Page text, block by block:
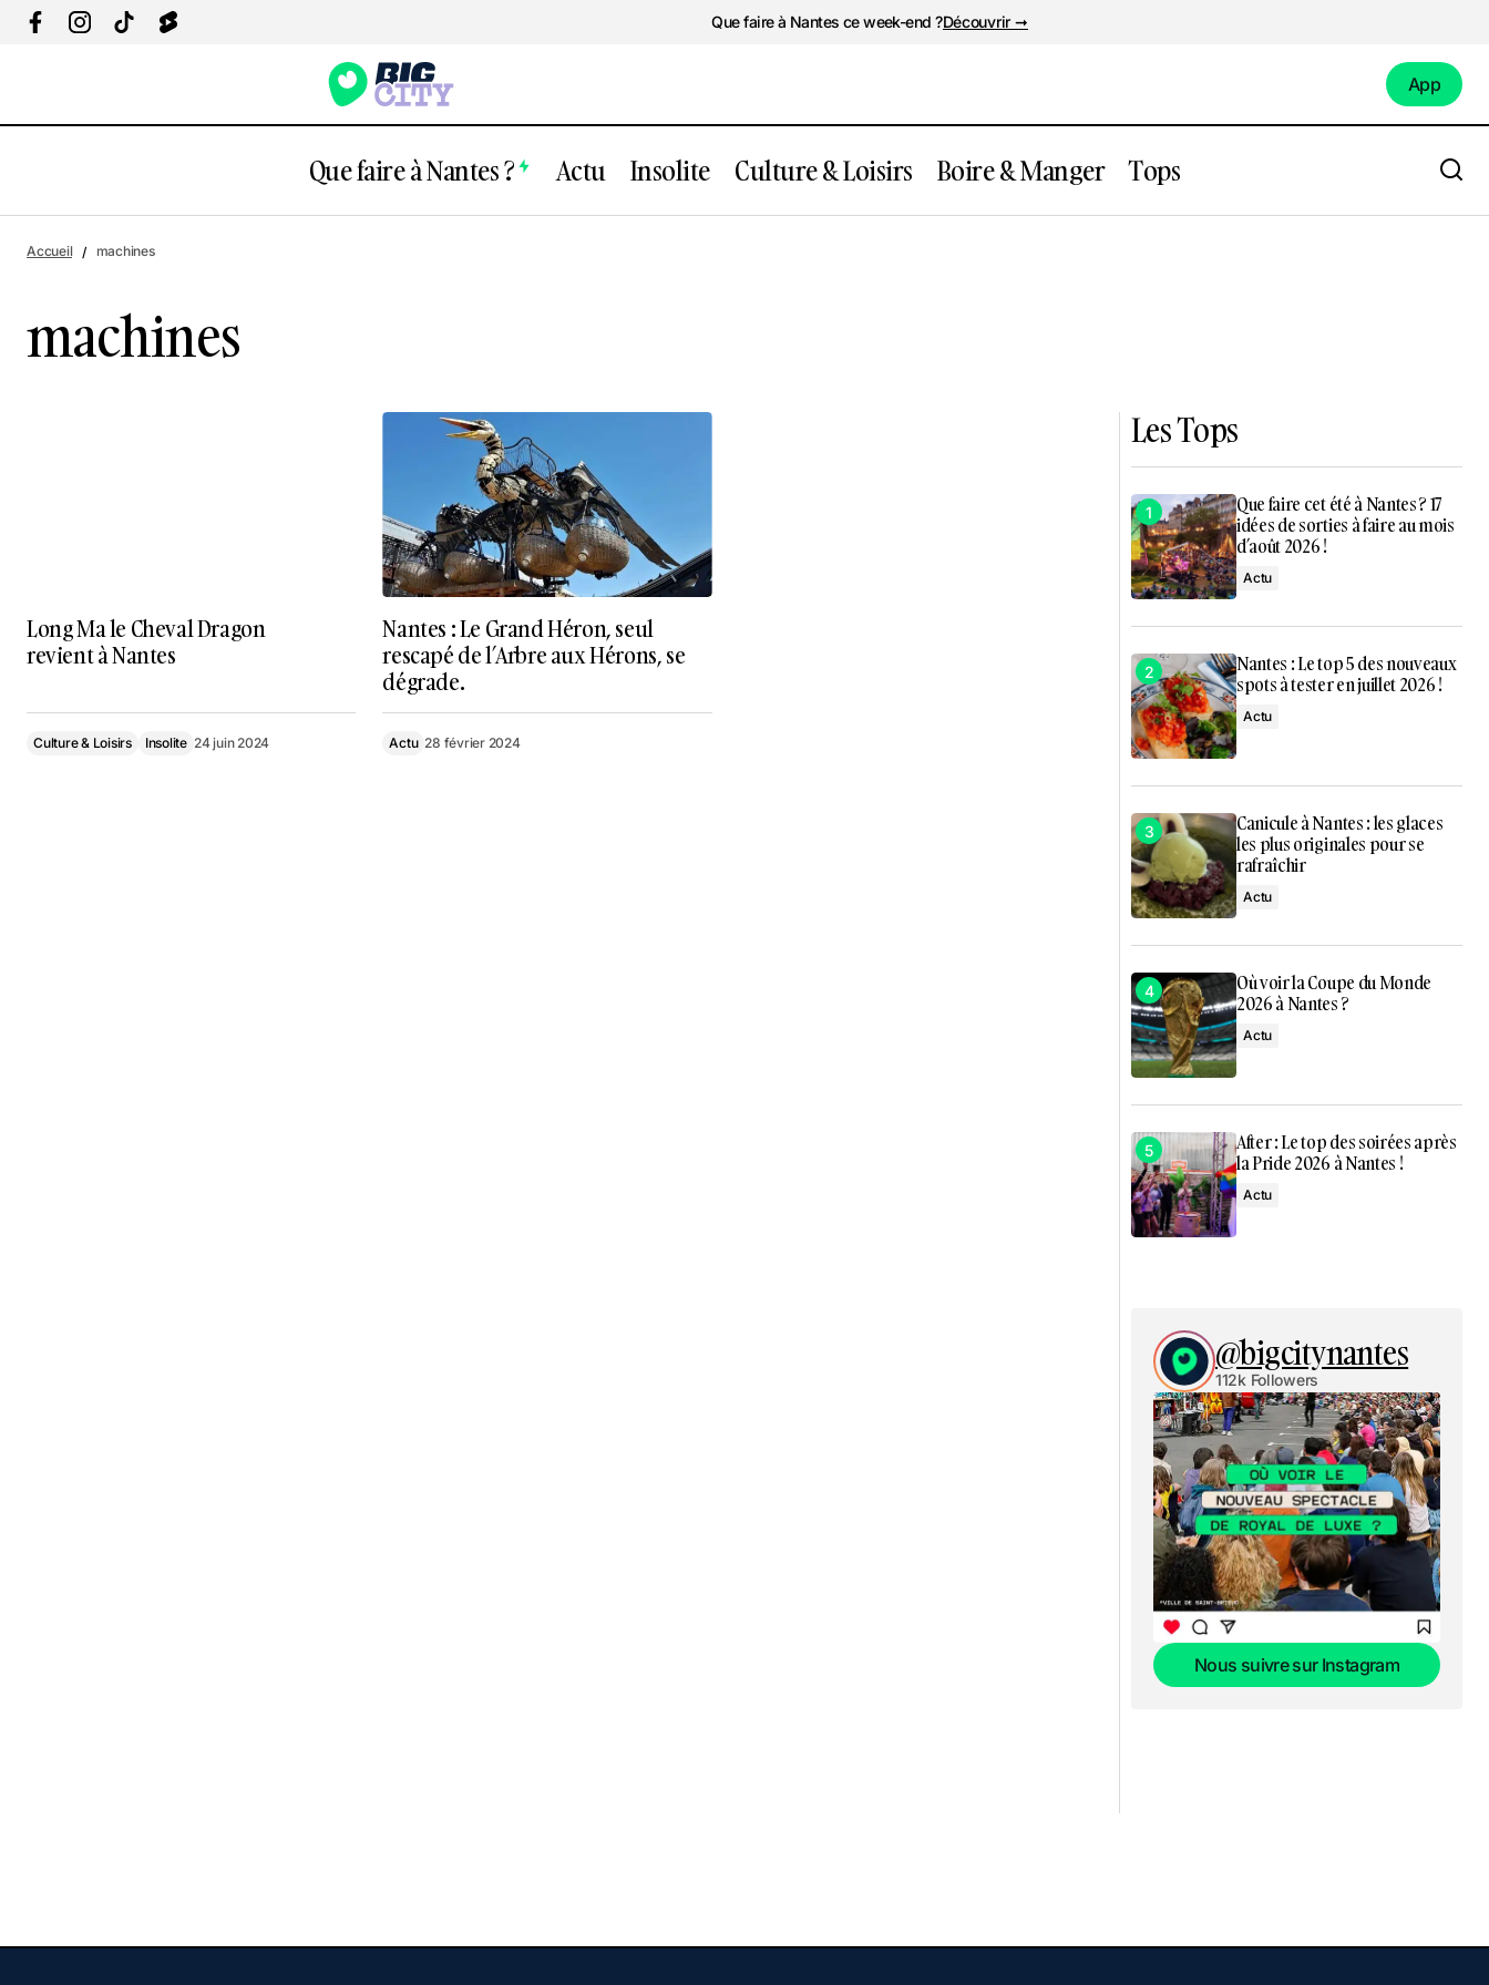
Que faire à Nantes ce week-end ?Découvrir ➞
App
Que faire à Nantes ? Actu Insolite Culture & Loisirs Boire & Manger Tops
Accueil machines
machines
Long Ma le Cheval Dragon
revient à Nantes
Culture & Loisirs Insolite 24 juin 2024
Nantes : Le Grand Héron, seul
rescapé de l’Arbre aux Hérons, se
dégrade.
Actu 28 février 2024
Les Tops
Que faire cet été à Nantes ? 17
idées de sorties à faire au mois
d’août 2026 !
Actu
Nantes : Le top 5 des nouveaux
spots à tester en juillet 2026 !
Actu
Canicule à Nantes : les glaces
les plus originales pour se
rafraîchir
Actu
Où voir la Coupe du Monde
2026 à Nantes ?
Actu
After : Le top des soirées après
la Pride 2026 à Nantes !
Actu
@bigcitynantes
112k Followers
Nous suivre sur Instagram